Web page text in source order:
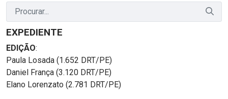
EXPEDIENTE
EDIÇÃO:
Paula Losada (1.652 DRT/PE)
Daniel França (3.120 DRT/PE)
Elano Lorenzato (2.781 DRT/PE)